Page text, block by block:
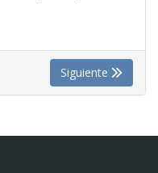
Siguiente